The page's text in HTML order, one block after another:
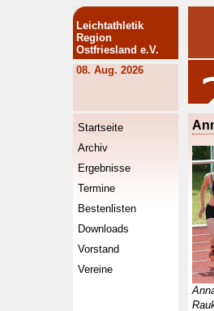
Leichtathletik
Region
Ostfriesland e.V.
08. Aug. 2026
Startseite
Archiv
Ergebnisse
Termine
Bestenlisten
Downloads
Vorstand
Vereine